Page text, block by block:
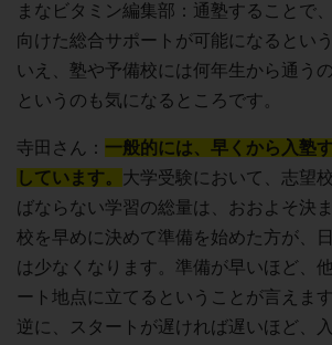
まなビタミン編集部：通塾することで
向けた総合サポートが可能になるとい
いえ、塾や予備校には何年生から通う
というのも気になるところです。
寺田さん： 一般的には、早くから入塾
しています。 大学受験において、志望
ばならない学習の総量は、おおよそ決
校を早めに決めて準備を始めた方が、
は少なくなります。準備が早いほど、
ート地点に立てるということが言えます
逆に、スタートが遅ければ遅いほど、